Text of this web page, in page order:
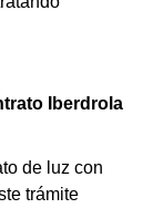
Iberdrola
de luz con
trámite